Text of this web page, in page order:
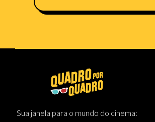
Sua janela para o mundo do cinema: